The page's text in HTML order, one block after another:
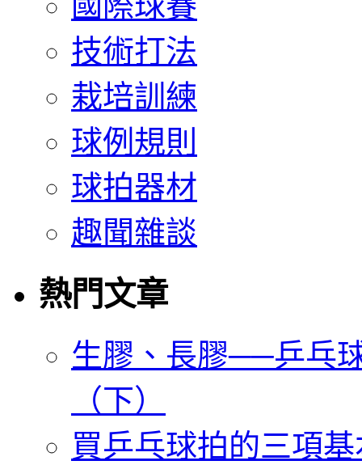
技術打法
栽培訓練
球例規則
球拍器材
趣聞雜談
熱門文章
生膠、長膠──乒乓
（下）
買乒乓球拍的三項